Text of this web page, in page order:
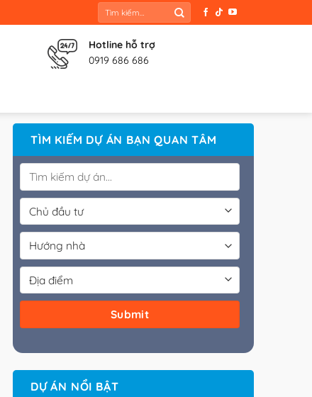
Tìm
kiếm:
Hotline hỗ trợ
0919 686 686
TÌM KIẾM DỰ ÁN BẠN QUAN TÂM
DỰ ÁN NỔI BẬT